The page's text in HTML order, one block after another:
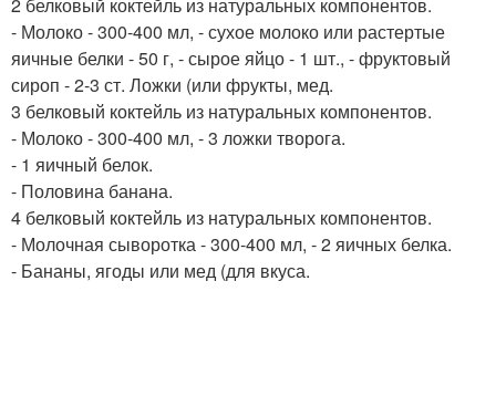
- Молоко - 300-400 мл, - сухое молоко или растертые
яичные белки - 50 г, - сырое яйцо - 1 шт., - фруктовый
сироп - 2-3 ст. Ложки (или фрукты, мед.
3 белковый коктейль из натуральных компонентов.
- Молоко - 300-400 мл, - 3 ложки творога.
- 1 яичный белок.
- Половина банана.
4 белковый коктейль из натуральных компонентов.
- Молочная сыворотка - 300-400 мл, - 2 яичных белка.
- Бананы, ягоды или мед (для вкуса.